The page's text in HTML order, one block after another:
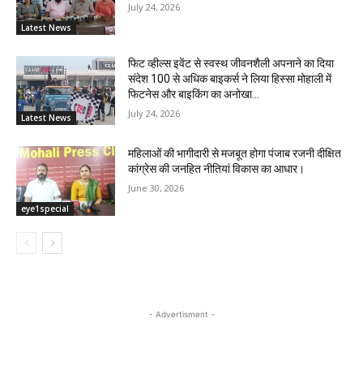
Latest News
July 24, 2026
Latest News
फिट व्हील्स इवेंट से स्वस्थ जीवनशैली अपनाने का दिया
संदेश 100 से अधिक बाइकर्स ने लिया हिस्सा मोहाली में
फिटनेस और बाइकिंग का अनोखा...
July 24, 2026
eye1special
महिलाओं की भागीदारी से मजबूत होगा पंजाब रजनी दीक्षित
कांग्रेस की जनहित नीतियां विकास का आधार।
June 30, 2026
- Advertisment -